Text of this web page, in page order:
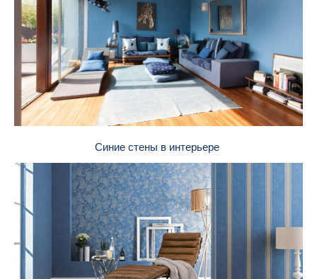
Синие стены в интерьере